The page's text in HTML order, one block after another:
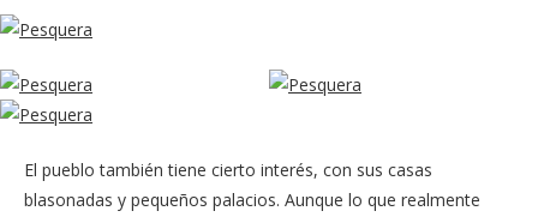
El pueblo también tiene cierto interés, con sus casas
blasonadas y pequeños palacios. Aunque lo que realmente